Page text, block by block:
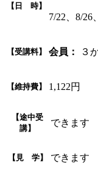
【日 時】
7/22、8/26
【受講料】 会員： ３
【維持費】 1,122円
【途中受
講】
できます
【見 学】 できます